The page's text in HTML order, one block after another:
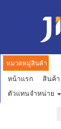
หมวดหมู่สินค้า
หน้าแรก สินค้า
ตัวแทนจำหน่าย